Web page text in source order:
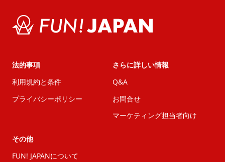
法的事項
利用規約と条件
プライバシーポリシー
さらに詳しい情報
Q&A
お問合せ
マーケティング担当者向け
その他
FUN! JAPANについて